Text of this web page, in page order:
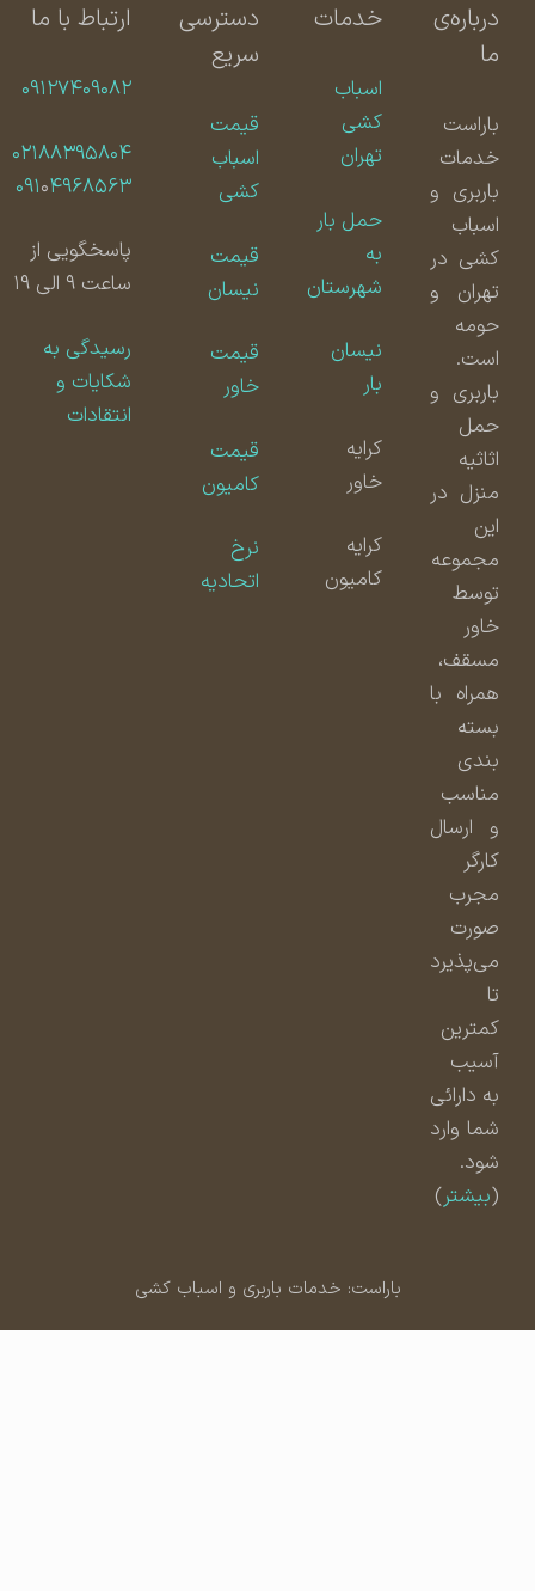
درباره‌ی
باراست
خدمات
باربری و
اسباب
کشی در
تهران و
حومه
است.
باربری و
حمل
اثاثیه
منزل در
مجموعه
توسط
مسقف،
همراه با
بسته
بندی
مناسب
و ارسال
مجرب
صورت
می‌پذیرد
کمترین
آسیب
به دارائی
شما وارد
شود.
بیشتر)
خدمات
اسباب
کشی
تهران
حمل بار
شهرستان
نیسان
کامیون
دسترسی
سریع
قیمت
اسباب
کشی
قیمت
نیسان
قیمت
قیمت
کامیون
اتحادیه
ارتباط با ما
۰۹۱۲۷۴۰۹۰۸۲
۰۲۱۸۸۳۹۵۸۰۴
۰۹۱۰۴۹۶۸۵۶۳
پاسخگویی از
ساعت ۹ الی ۱۹
رسیدگی به
شکایات و
انتقادات
باراست: خدمات باربری و اسباب کشی